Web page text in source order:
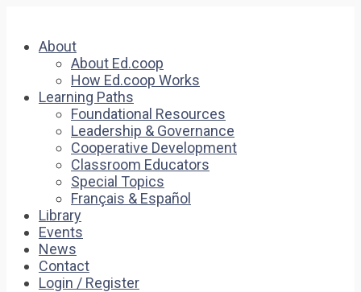
About
About Ed.coop
How Ed.coop Works
Learning Paths
Foundational Resources
Leadership & Governance
Cooperative Development
Classroom Educators
Special Topics
Français & Español
Library
Events
News
Contact
Login / Register